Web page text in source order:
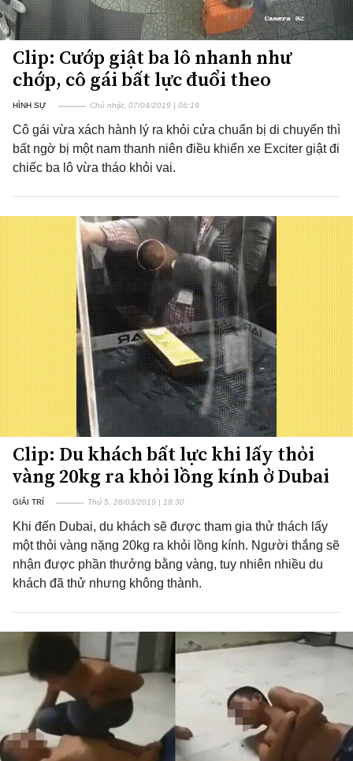
Clip: Cướp giật ba lô nhanh như
chớp, cô gái bất lực đuổi theo
HÌNH SỰ Chủ nhật, 07/04/2019 | 06:19
Cô gái vừa xách hành lý ra khỏi cửa chuẩn bị di chuyển thì
bất ngờ bị một nam thanh niên điều khiển xe Exciter giật đi
chiếc ba lô vừa tháo khỏi vai.
Clip: Du khách bất lực khi lấy thỏi
vàng 20kg ra khỏi lồng kính ở Dubai
GIẢI TRÍ Thứ 5, 28/03/2019 | 18:30
Khi đến Dubai, du khách sẽ được tham gia thử thách lấy
một thỏi vàng nặng 20kg ra khỏi lồng kính. Người thắng sẽ
nhận được phần thưởng bằng vàng, tuy nhiên nhiều du
khách đã thử nhưng không thành.